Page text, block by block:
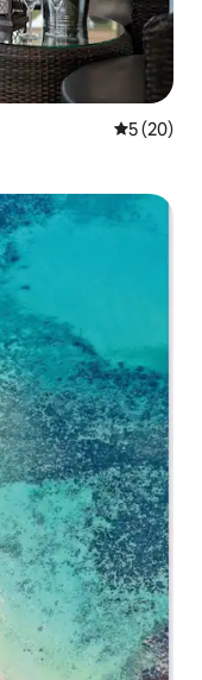
5 (20)